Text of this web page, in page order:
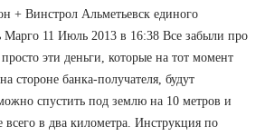
+ Винстрол Альметьевск единого
Марго 11 Июль 2013 в 16:38 Все забыли про
эти деньги, которые на тот момент
стороне банка-получателя, будут
спустить под землю на 10 метров и
всего в два километра. Инструкция по